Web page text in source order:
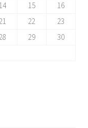
14 15
16
22
23
29
30